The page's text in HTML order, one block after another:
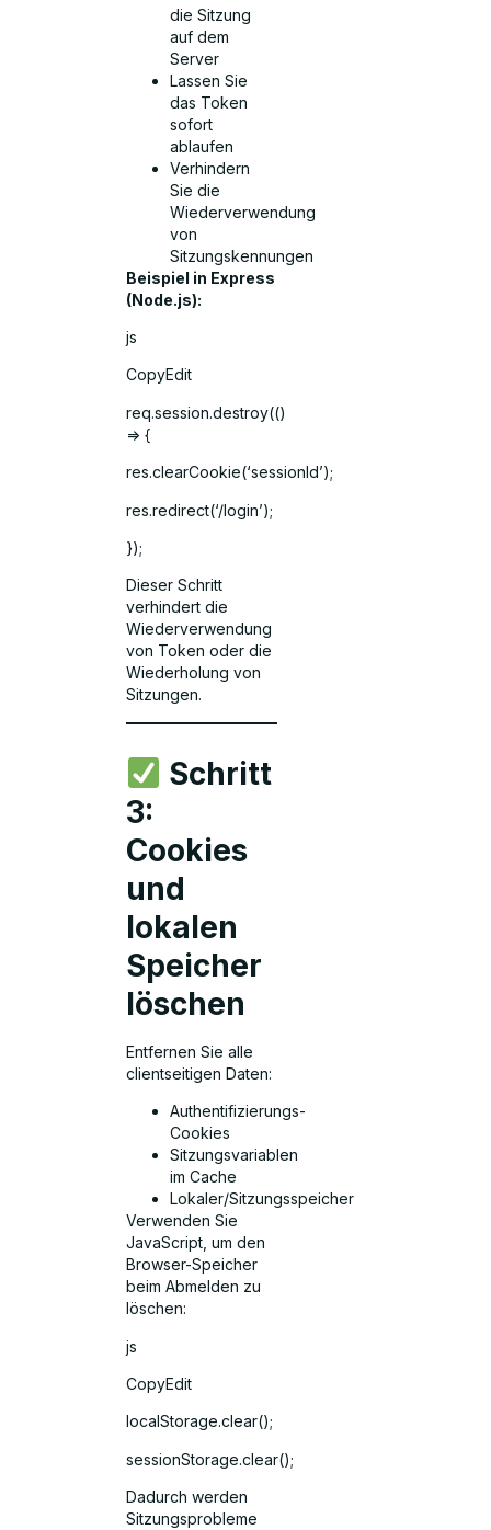
die Sitzung
auf dem
Server
Lassen Sie
das Token
sofort
ablaufen
Verhindern
Sie die
Wiederverwendung
von
Sitzungskennungen
Beispiel in Express
(Node.js):
js
CopyEdit
req.session.destroy(()
=> {
res.clearCookie(‘sessionId’);
res.redirect(‘/login’);
});
Dieser Schritt
verhindert die
Wiederverwendung
von Token oder die
Wiederholung von
Sitzungen.
Schritt
3:
Cookies
und
lokalen
Speicher
löschen
Entfernen Sie alle
clientseitigen Daten:
Authentifizierungs-
Cookies
Sitzungsvariablen
im Cache
Lokaler/Sitzungsspeicher
Verwenden Sie
JavaScript, um den
Browser-Speicher
beim Abmelden zu
löschen:
js
CopyEdit
localStorage.clear();
sessionStorage.clear();
Dadurch werden
Sitzungsprobleme